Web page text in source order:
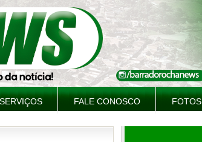
SERVIÇOS FALE CONOSCO FOTOS